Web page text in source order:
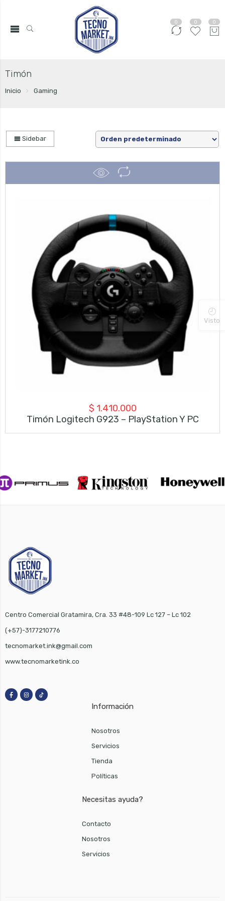
0 0 0
Timón
Inicio Gaming
Sidebar
$ 1.410.000
Timón Logitech G923 – PlayStation Y PC
Centro Comercial Gratamira, Cra. 33 #48-109 Lc 127 – Lc 102
(+57)-3177210776
tecnomarket.ink@gmail.com
www.tecnomarketink.co
Información
Nosotros
Servicios
Tienda
Políticas
Necesitas ayuda?
Contacto
Nosotros
Servicios
Visto